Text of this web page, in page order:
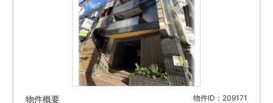
物件概要 物件ID：209171